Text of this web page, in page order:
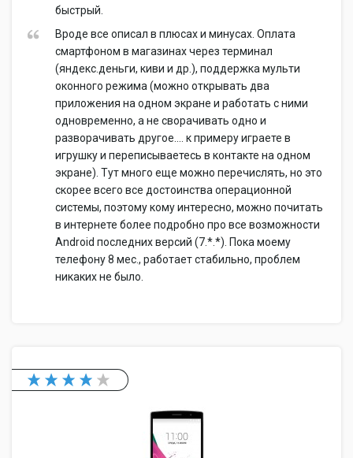
быстрый.
Вроде все описал в плюсах и минусах. Оплата
смартфоном в магазинах через терминал
(яндекс.деньги, киви и др.), поддержка мульти
оконного режима (можно открывать два
приложения на одном экране и работать с ними
одновременно, а не сворачивать одно и
разворачивать другое.... к примеру играете в
игрушку и переписываетесь в контакте на одном
экране). Тут много еще можно перечислять, но это
скорее всего все достоинства операционной
системы, поэтому кому интересно, можно почитать
в интернете более подробно про все возможности
Android последних версий (7.*.*). Пока моему
телефону 8 мес., работает стабильно, проблем
никаких не было.